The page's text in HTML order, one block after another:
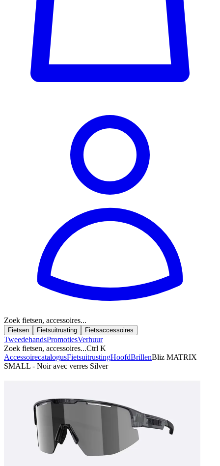
Zoek fietsen, accessoires...
Fietsen Fietsuitrusting Fietsaccessoires
TweedehandsPromotiesVerhuur
Zoek fietsen, accessoires...Ctrl K
AccessoirecatalogusFietsuitrustingHoofdBrillenBliz MATRIX
SMALL - Noir avec verres Silver